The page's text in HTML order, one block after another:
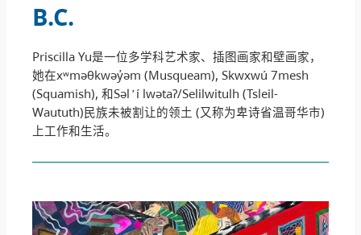
B.C.
Priscilla Yu是一位多学科艺术家、插图画家和壁画家，
她在xʷməθkwəy̓əm (Musqueam), Skwxwú 7mesh
(Squamish), 和Səl ̓ ı́ lwətaʔ/Selilwitulh (Tsleil-
Waututh)民族未被割让的领土 (又称为卑诗省温哥华市)
上工作和生活。